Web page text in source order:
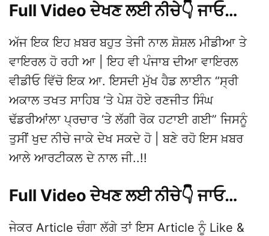
Full Video ਦੇਖਣ ਲਈ ਨੀਚੇ👇 ਜਾਓ…
ਅੱਜ ਇਕ ਇਹ ਖ਼ਬਰ ਬਹੁਤ ਤੇਜੀ ਨਾਲ ਸ਼ੋਸ਼ਲ ਮੀਡੀਆ ਤੇ
ਵਾਇਰਲ ਹੋ ਰਹੀ ਆ | ਇਹ ਵੀ ਪੰਜਾਬ ਦੀਆ ਵਾਇਰਲ
ਵੀਡੀਓ ਵਿੱਚੋ ਇਕ ਆ. ਇਸਦੀ ਮੁੱਖ ਹੈਡ ਲਾਈਨ “ਸ੍ਰੀ
ਅਕਾਲ ਤਖਤ ਸਾਹਿਬ ‘ਤੇ ਪੇਸ਼ ਹੋਏ ਰਣਜੀਤ ਸਿੰਘ
ਢੱਡਰੀਆਂਲਾ ਪ੍ਰਚਾਰ ‘ਤੇ ਲੱਗੀ ਰੋਕ ਹਟਾਈ ਗਈ” ਜਿਸਨੂੰ
ਤੁਸੀਂ ਖੁਦ ਨੀਚੇ ਜਾਕੇ ਦੇਖ ਸਕਦੇ ਹੋ | ਬਣੇ ਰਹੋ ਇਸ ਖ਼ਬਰ
ਆਲੇ ਆਰਟੀਕਲ ਦੇ ਨਾਲ ਜੀ..!!
Full Video ਦੇਖਣ ਲਈ ਨੀਚੇ👇 ਜਾਓ…
ਜੇਕਰ Article ਚੰਗਾ ਲੱਗੇ ਤਾਂ ਇਸ Article ਨੂੰ Like &